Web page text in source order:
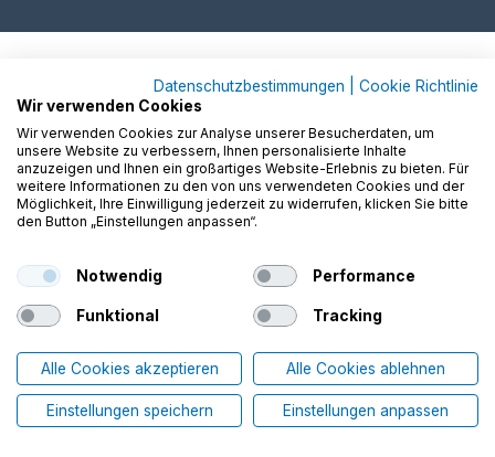
Datenschutzbestimmungen
Cookie Richtlinie
Wir verwenden Cookies
Wir verwenden Cookies zur Analyse unserer Besucherdaten, um
unsere Website zu verbessern, Ihnen personalisierte Inhalte
anzuzeigen und Ihnen ein großartiges Website-Erlebnis zu bieten. Für
weitere Informationen zu den von uns verwendeten Cookies und der
Möglichkeit, Ihre Einwilligung jederzeit zu widerrufen, klicken Sie bitte
den Button „Einstellungen anpassen“.
Notwendig Performance
Funktional Tracking
Alle Cookies akzeptieren Alle Cookies ablehnen
Einstellungen speichern Einstellungen anpassen